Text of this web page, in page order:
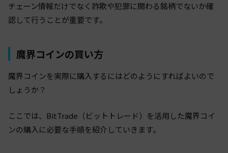
チェーン情報だけでなく詐欺や犯罪に関わる銘柄でないか確
認して行うことが重要です。
魔界コインの買い方
魔界コインを実際に購入するにはどのようにすればよいので
しょうか？
ここでは、BitTrade（ビットトレード）を活用した魔界コイ
ンの購入に必要な手順を紹介していきます。